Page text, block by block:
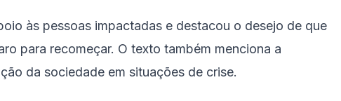
às pessoas impactadas e destacou o desejo de que
para recomeçar. O texto também menciona a
da sociedade em situações de crise.